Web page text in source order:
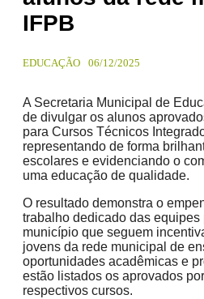
IFPB
EDUCAÇÃO 06/12/2025
A Secretaria Municipal de
de divulgar os alunos
para Cursos Técnicos
representando de forma
escolares e evidenciando o
uma educação de qualidade.
O resultado demonstra o
trabalho dedicado das
município que seguem
jovens da rede municipal de
oportunidades acadêmicas e
estão listados os aprovados
respectivos cursos.